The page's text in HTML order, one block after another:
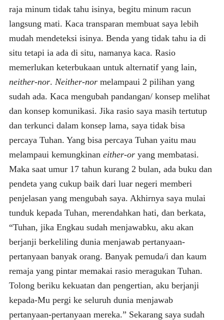
raja minum tidak tahu isinya, begitu minum racun
langsung mati. Kaca transparan membuat saya lebih
mudah mendeteksi isinya. Benda yang tidak tahu ia di
situ tetapi ia ada di situ, namanya kaca. Rasio
memerlukan keterbukaan untuk alternatif yang lain,
neither-nor. Neither-normelampaui 2 pilihan yang
sudah ada. Kaca mengubah pandangan/ konsep melihat
dan konsep komunikasi. Jika rasio saya masih tertutup
dan terkunci dalam konsep lama, saya tidak bisa
percaya Tuhan. Yang bisa percaya Tuhan yaitu mau
melampaui kemungkinan either-oryang membatasi.
Maka saat umur 17 tahun kurang 2 bulan, ada buku dan
pendeta yang cukup baik dari luar negeri memberi
penjelasan yang mengubah saya. Akhirnya saya mulai
tunduk kepada Tuhan, merendahkan hati, dan berkata,
“Tuhan, jika Engkau sudah menjawabku, aku akan
berjanji berkeliling dunia menjawab pertanyaan-
pertanyaan banyak orang. Banyak pemuda/i dan kaum
remaja yang pintar memakai rasio meragukan Tuhan.
Tolong beriku kekuatan dan pengertian, aku berjanji
kepada-Mu pergi ke seluruh dunia menjawab
pertanyaan-pertanyaan mereka.” Sekarang saya sudah